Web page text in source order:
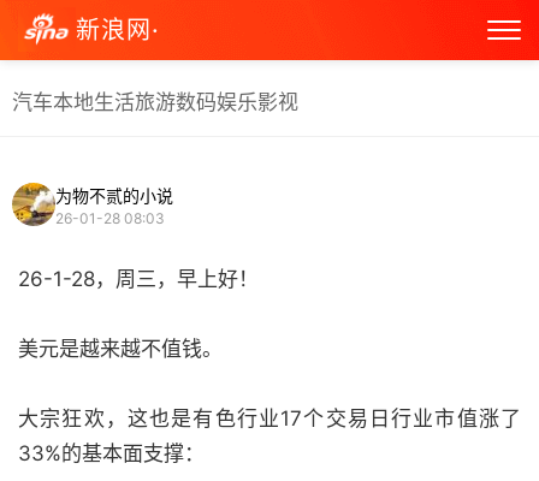
新浪网·
汽车本地生活旅游数码娱乐影视
为物不贰的小说
26-01-28 08:03
26-1-28，周三，早上好！
美元是越来越不值钱。
大宗狂欢，这也是有色行业17个交易日行业市值涨了
33%的基本面支撑：